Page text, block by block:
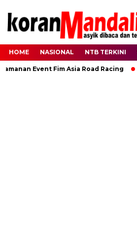
HOME NASIONAL NTB TERKINI
Event Fim Asia Road Racing